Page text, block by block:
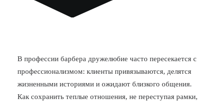
В профессии барбера дружелюбие часто пересекается с
профессионализмом: клиенты привязываются, делятся
жизненными историями и ожидают близкого общения.
Как сохранить теплые отношения, не переступая рамки,